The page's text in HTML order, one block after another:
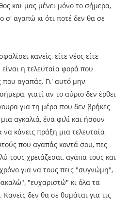
και μας μένει μόνο το σήμερα,
αγαπώ κι ότι ποτέ δεν θα σε
κανείς, είτε νέος είτε
η τελευταία φορά που
που αγαπάς. Γι' αυτό μην
γιατί αν το αύριο δεν έρθει
για τη μέρα που δεν βρήκες
αγκαλιά, ένα φιλί και ήσουν
κάνεις πράξη μια τελευταία
που αγαπάς κοντά σου, πες
τους χρειάζεσαι, αγάπα τους και
για να τους πεις "συγνώμη",
"ευχαριστώ" κι όλα τα
Κανείς δεν θα σε θυμάται για τις